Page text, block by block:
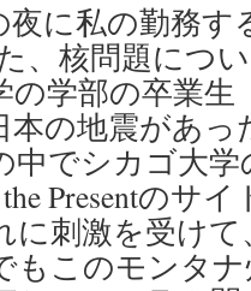
夜に私の勤務す
、核問題につ
の学部の卒業生
本の地震があ
でシカゴ大学
the Presentのサ
に刺激を受け
もこのモンタ